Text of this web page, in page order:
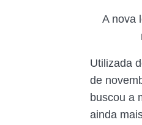
A nova
Utilizada
de
buscou a
ainda